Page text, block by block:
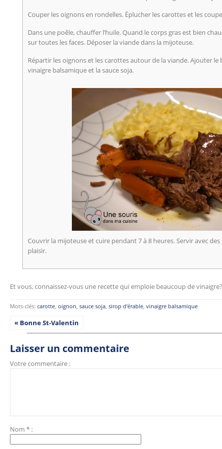
Couper les oignons en rondelles. Éplucher les carottes et les
Dans une poêle, chauffer l’huile. Quand le corps gras est bien
sur toutes les faces. Déposer la viande dans la mijoteuse.
Répartir les oignons et les carottes autour de la viande. Ajouter le
vinaigre balsamique et la sauce soja.
Couvrir la mijoteuse et cuire pendant 7 à 8 heures. Servir avec
plaisir.
Et vous, connaissez-vous une recette qui emploie beaucoup de vinaigre?
Mots-clés: carotte, oignon, sauce soja, sirop d'érable, vinaigre balsamique
« Bonne St-Valentin
Laisser un commentaire
Votre commentaire :
Nom * :